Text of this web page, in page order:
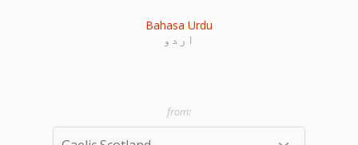
Bahasa Urdu
اردو